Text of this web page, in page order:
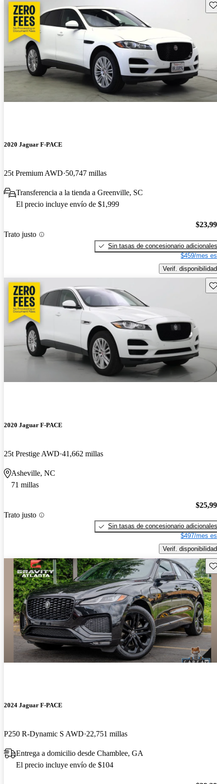
2020 Jaguar F-PACE
25t Premium AWD 50,747 millas
Transferencia a la tienda a Greenville, SC
El precio incluye envío de $1,999
Trato justo
Sin tasas de concesionario adicionales
$459/mes
Verif. disponibilidad
2020 Jaguar F-PACE
25t Prestige AWD 41,662 millas
Asheville, NC
71 millas
Trato justo
Sin tasas de concesionario adicionales
$497/mes
Verif. disponibilidad
2024 Jaguar F-PACE
P250 R-Dynamic S AWD 22,751 millas
Entrega a domicilio desde Chamblee, GA
El precio incluye envío de $104